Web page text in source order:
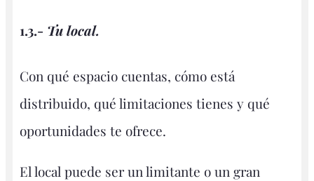
1.3.- Tu local.
Con qué espacio cuentas, cómo está
distribuido, qué limitaciones tienes y qué
oportunidades te ofrece.
El local puede ser un limitante o un gran